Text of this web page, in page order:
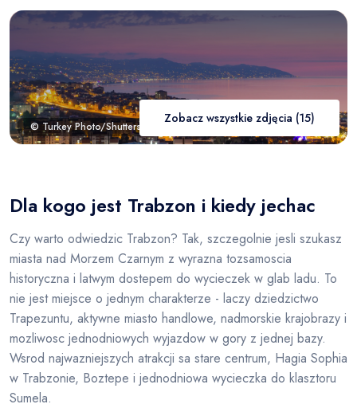
© Turkey Photo/Shutterstock.com
Zobacz wszystkie zdjęcia (15)
Dla kogo jest Trabzon i kiedy jechac
Czy warto odwiedzic Trabzon? Tak, szczegolnie jesli szukasz
miasta nad Morzem Czarnym z wyrazna tozsamoscia
historyczna i latwym dostepem do wycieczek w glab ladu. To
nie jest miejsce o jednym charakterze - laczy dziedzictwo
Trapezuntu, aktywne miasto handlowe, nadmorskie krajobrazy i
mozliwosc jednodniowych wyjazdow w gory z jednej bazy.
Wsrod najwazniejszych atrakcji sa stare centrum, Hagia Sophia
w Trabzonie, Boztepe i jednodniowa wycieczka do klasztoru
Sumela.